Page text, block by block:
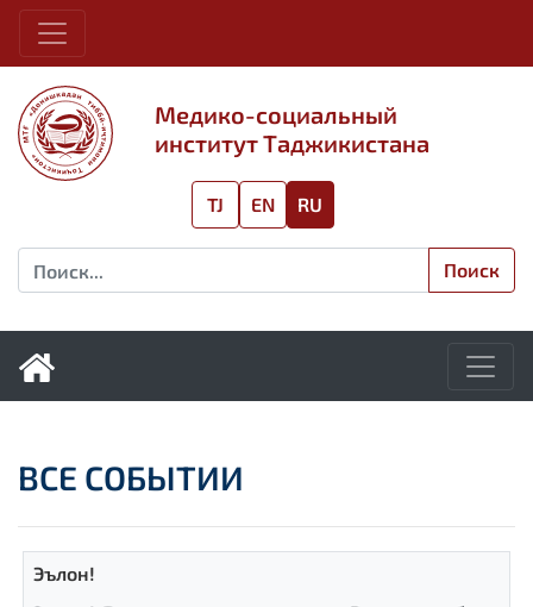
Медико-социальный
институт Таджикистана
Поиск
TJ RU
EN
ВСЕ СОБЫТИИ
Эълон!